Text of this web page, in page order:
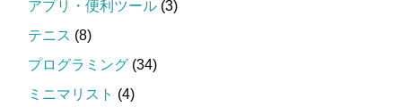
アプリ・便利ツール (3)
テニス (8)
プログラミング (34)
ミニマリスト (4)